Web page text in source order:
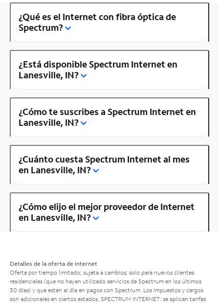
¿Qué es el Internet con fibra óptica de
Spectrum?
¿Está disponible Spectrum Internet en
Lanesville, IN?
¿Cómo te suscribes a Spectrum Internet en
Lanesville, IN?
¿Cuánto cuesta Spectrum Internet al mes
en Lanesville, IN?
¿Cómo elijo el mejor proveedor de Internet
en Lanesville, IN?
Detalles de la oferta de Internet
Oferta por tiempo limitado; sujeta a cambios; solo para nuevos clientes
residenciales (que no hayan utilizado servicios de Spectrum en los últimos
30 días) y que estén al día en pagos con Spectrum. Los impuestos y cargos
son adicionales en ciertos estados. SPECTRUM INTERNET: se aplican tarifas